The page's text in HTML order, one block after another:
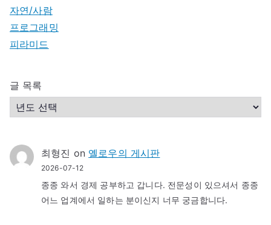
자연/사람
프로그래밍
피라미드
글 목록
최형진 on 옐로우의 게시판
2026-07-12
종종 와서 경제 공부하고 갑니다. 전문성이 있으셔서 종종
어느 업계에서 일하는 분이신지 너무 궁금합니다.